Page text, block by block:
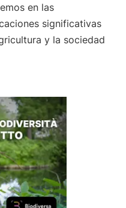
en las
significativas
y la sociedad